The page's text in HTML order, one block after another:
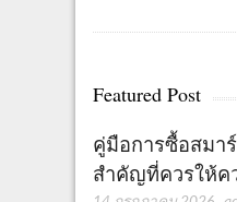
Featured Post
คู่มือการซื้อสมา
สำคัญที่ควรให้